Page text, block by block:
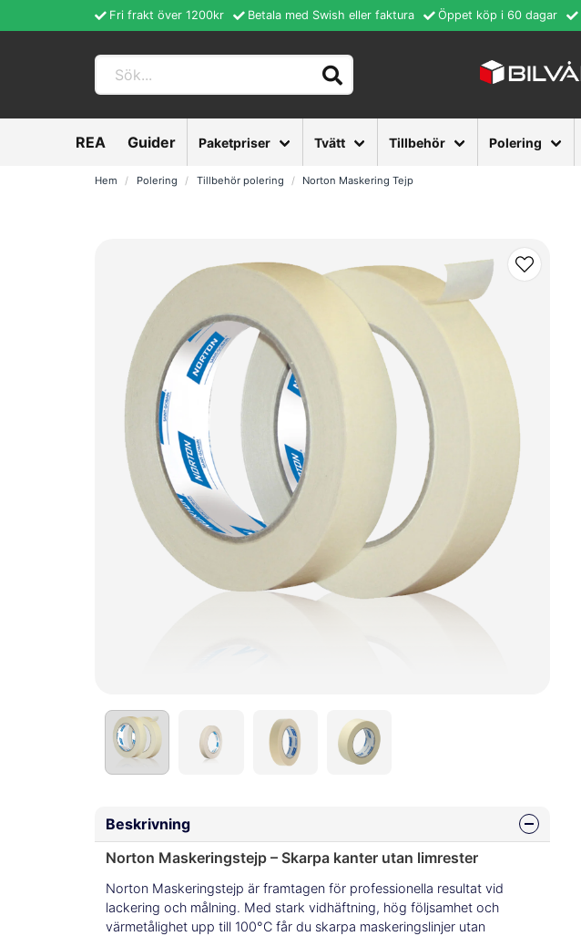
Fri frakt över 1200kr Betala med Swish eller faktura Öppet köp i 60 dagar
REA Guider Paketpriser Tvätt Tillbehör Polering
Hem Polering Tillbehör polering Norton Maskering Tejp
Beskrivning
Norton Maskeringstejp – Skarpa kanter utan limrester
Norton Maskeringstejp är framtagen för professionella resultat vid
lackering och målning. Med stark vidhäftning, hög följsamhet och
värmetålighet upp till 100°C får du skarpa maskeringslinjer utan